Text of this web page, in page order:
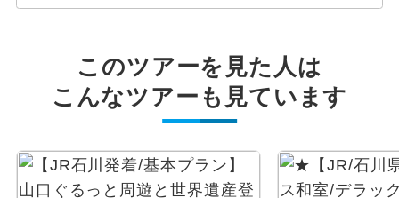
このツアーを見た人は
こんなツアーも見ています